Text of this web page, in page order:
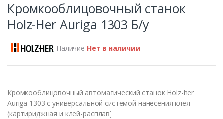
Кромкооблицовочный станок
Holz-Her Auriga 1303 Б/у
Наличие Нет в наличии
Кромкооблицовочный автоматический станок Holz-her
Auriga 1303 с универсальной системой нанесения клея
(картириджная и клей-расплав)